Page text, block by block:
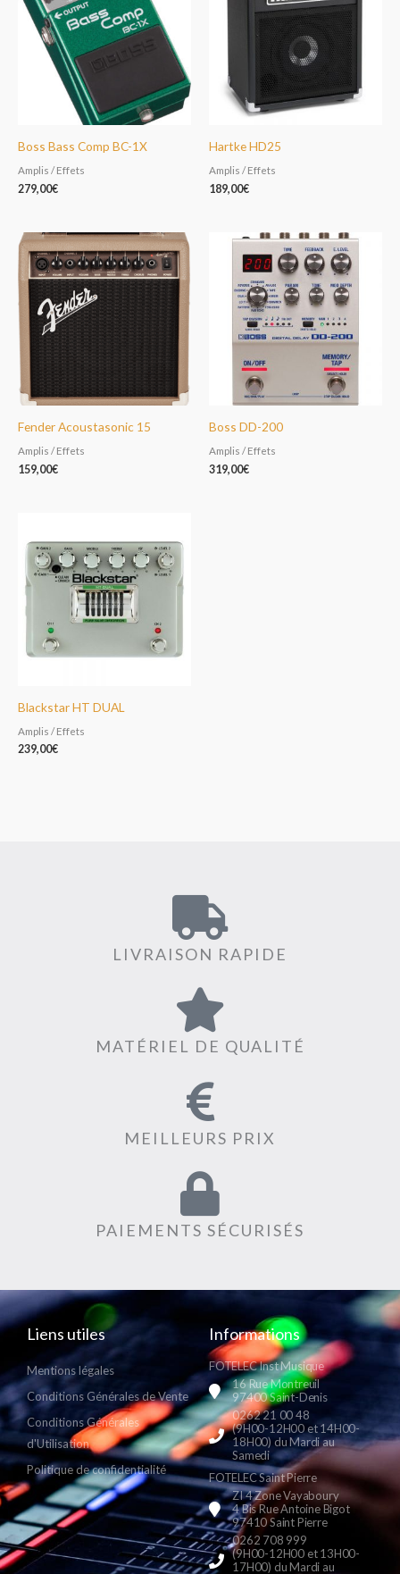
Boss Bass Comp BC-1X
Amplis / Effets
279,00€
Hartke HD25
Amplis / Effets
189,00€
Fender Acoustasonic 15
Amplis / Effets
159,00€
Boss DD-200
Amplis / Effets
319,00€
Blackstar HT DUAL
Amplis / Effets
239,00€
LIVRAISON RAPIDE
MATÉRIEL DE QUALITÉ
MEILLEURS PRIX
PAIEMENTS SÉCURISÉS
Liens utiles
Mentions légales
Conditions Générales de Vente
Conditions Générales
d'Utilisation
Politique de confidentialité
Informations
FOTELEC Inst Musique
16 Rue Montreuil
97400 Saint-Denis
0262 21 00 48
(9H00-12H00 et 14H00-
18H00) du Mardi au
Samedi
FOTELEC Saint Pierre
ZI 4 Zone Vayaboury
4 Bis Rue Antoine Bigot
97410 Saint Pierre
0262 708 999
(9H00-12H00 et 13H00-
17H00) du Mardi au